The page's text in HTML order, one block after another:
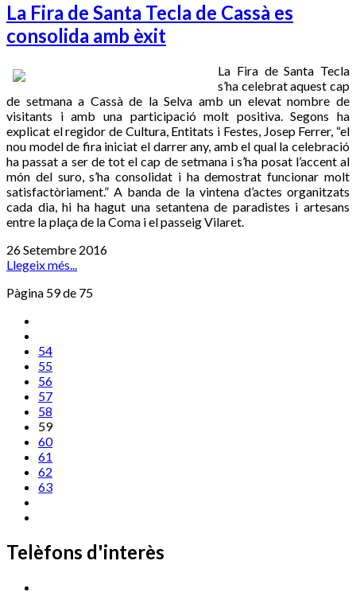
La Fira de Santa Tecla de Cassà es
consolida amb èxit
La Fira de Santa Tecla
s’ha celebrat aquest cap
de setmana a Cassà de la Selva amb un elevat nombre de
visitants i amb una participació molt positiva. Segons ha
explicat el regidor de Cultura, Entitats i Festes, Josep Ferrer, “el
nou model de fira iniciat el darrer any, amb el qual la celebració
ha passat a ser de tot el cap de setmana i s’ha posat l’accent al
món del suro, s’ha consolidat i ha demostrat funcionar molt
satisfactòriament.” A banda de la vintena d’actes organitzats
cada dia, hi ha hagut una setantena de paradistes i artesans
entre la plaça de la Coma i el passeig Vilaret.
26 Setembre 2016
Llegeix més...
Pàgina 59 de 75
54
55
56
57
58
59
60
61
62
63
Telèfons d'interès